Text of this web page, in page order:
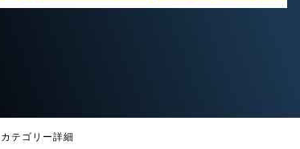
テゴリー詳細